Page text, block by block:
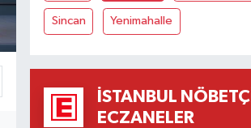
Sincan Yenimahalle
İSTANBUL NÖBETÇI
ECZANELER